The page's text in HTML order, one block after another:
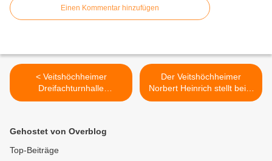
Einen Kommentar hinzufügen
< Veitshöchheimer
Dreifachturnhalle
voraussichtlich noch bis 19.
Der Veitshöchheimer
Norbert Heinrich stellt beim
Virtuellen Stammtisch am
Gehostet von Overblog
Top-Beiträge